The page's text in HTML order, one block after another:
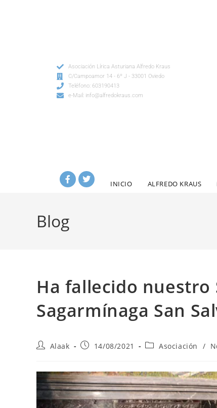
Asociación Lírica Asturiana Alfredo Kraus
C/Campoamor 14 - 6º J - 33001 Oviedo
Teléfono: 603190413
e-Mail: info@alfredokraus.com
INICIO ALFREDO KRAUS
Blog
Ha fallecido nuestro
Sagarmínaga San
Alaak 14/08/2021 Asociación /